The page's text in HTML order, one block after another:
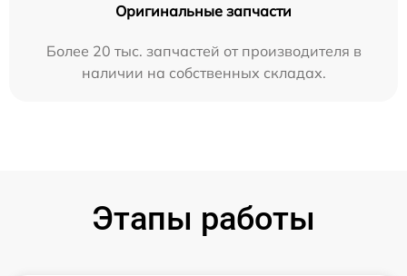
Оригинальные запчасти
Более 20 тыс. запчастей от производителя в
наличии на собственных складах.
Этапы работы